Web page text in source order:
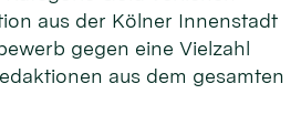
aus der Kölner Innenstadt
gegen eine Vielzahl
aus dem gesamten